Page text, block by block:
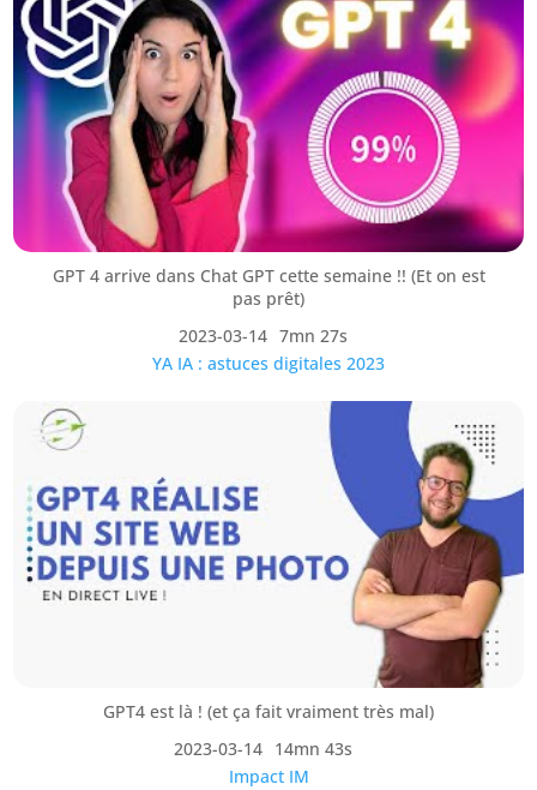
GPT 4 arrive dans Chat GPT cette semaine !! (Et on est
pas prêt)
2023-03-14 7mn 27s
YA IA : astuces digitales 2023
GPT4 est là ! (et ça fait vraiment très mal)
2023-03-14
14mn 43s
Impact IM